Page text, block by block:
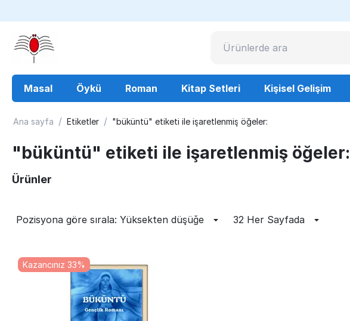
Masal Öykü Roman Kitap Setleri Kişisel Gelişim
Ana sayfa / Etiketler / "büküntü" etiketi ile işaretlenmiş öğeler:
"büküntü" etiketi ile işaretlenmiş öğeler:
Ürünler
Pozisyona göre sırala: Yüksekten düşüğe 32 Her Sayfada
Kazancınız 33%